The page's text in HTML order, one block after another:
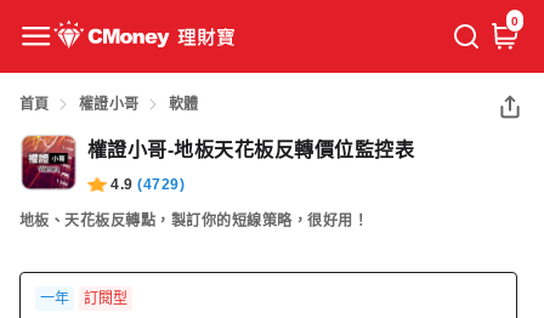
0
首頁 權證小哥 軟體
權證小哥-地板天花板反轉價位監控表
4.9 (4729)
地板、天花板反轉點，製訂你的短線策略，很好用！
一年 訂閱型